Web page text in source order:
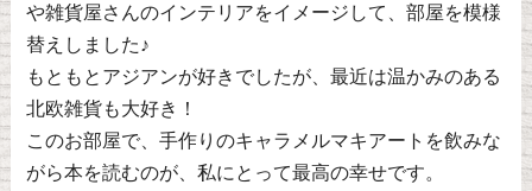
や雑貨屋さんのインテリアをイメージして、部屋を模様
替えしました♪
もともとアジアンが好きでしたが、最近は温かみのある
北欧雑貨も大好き！
このお部屋で、手作りのキャラメルマキアートを飲みな
がら本を読むのが、私にとって最高の幸せです。